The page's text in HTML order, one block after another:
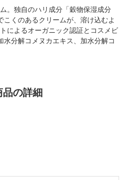
。独自のハリ成分「穀物保湿成分
くのあるクリームが、溶け込むよ
によるオーガニック認証とコスメビ
水分解コメヌカエキス、加水分解コ
品の詳細